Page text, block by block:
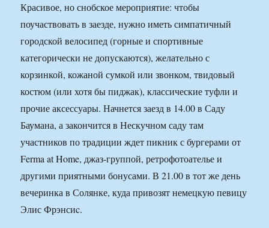
Красивое, но снобское мероприятие: чтобы
поучаствовать в заезде, нужно иметь симпатичный
городской велосипед (горные и спортивные
категорически не допускаются), желательно с
корзинкой, кожаной сумкой или звонком, твидовый
костюм (или хотя бы пиджак), классические туфли и
прочие аксессуары. Начнется заезд в 14.00 в Саду
Баумана, а закончится в Нескучном саду там
участников по традиции ждет пикник с бургерами от
Ferma at Home, джаз-группой, ретрофотоателье и
другими приятными бонусами. В 21.00 в тот же день
вечеринка в Солянке, куда привозят немецкую певицу
Элис Фрэнсиc.